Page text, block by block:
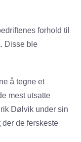
forhold til
Disse ble
å tegne et
mest utsatte
Dølvik under sin
der de ferskeste